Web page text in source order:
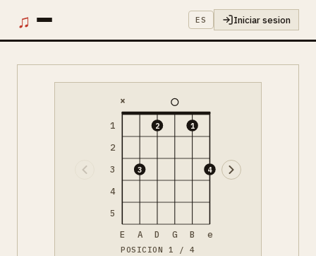
♫ ES Iniciar sesion
1
2
3
4
5
×
3
2 1
4
E A D G B e
POSICION 1 / 4